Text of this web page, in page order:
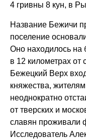
4 гривны 8 кун, в
Название Бежичи
поселение
Оно находилось на
в 12 километрах от
Бежецкий Верх
княжества,
неоднократно
от тверских и
славян проживали
Исследователь